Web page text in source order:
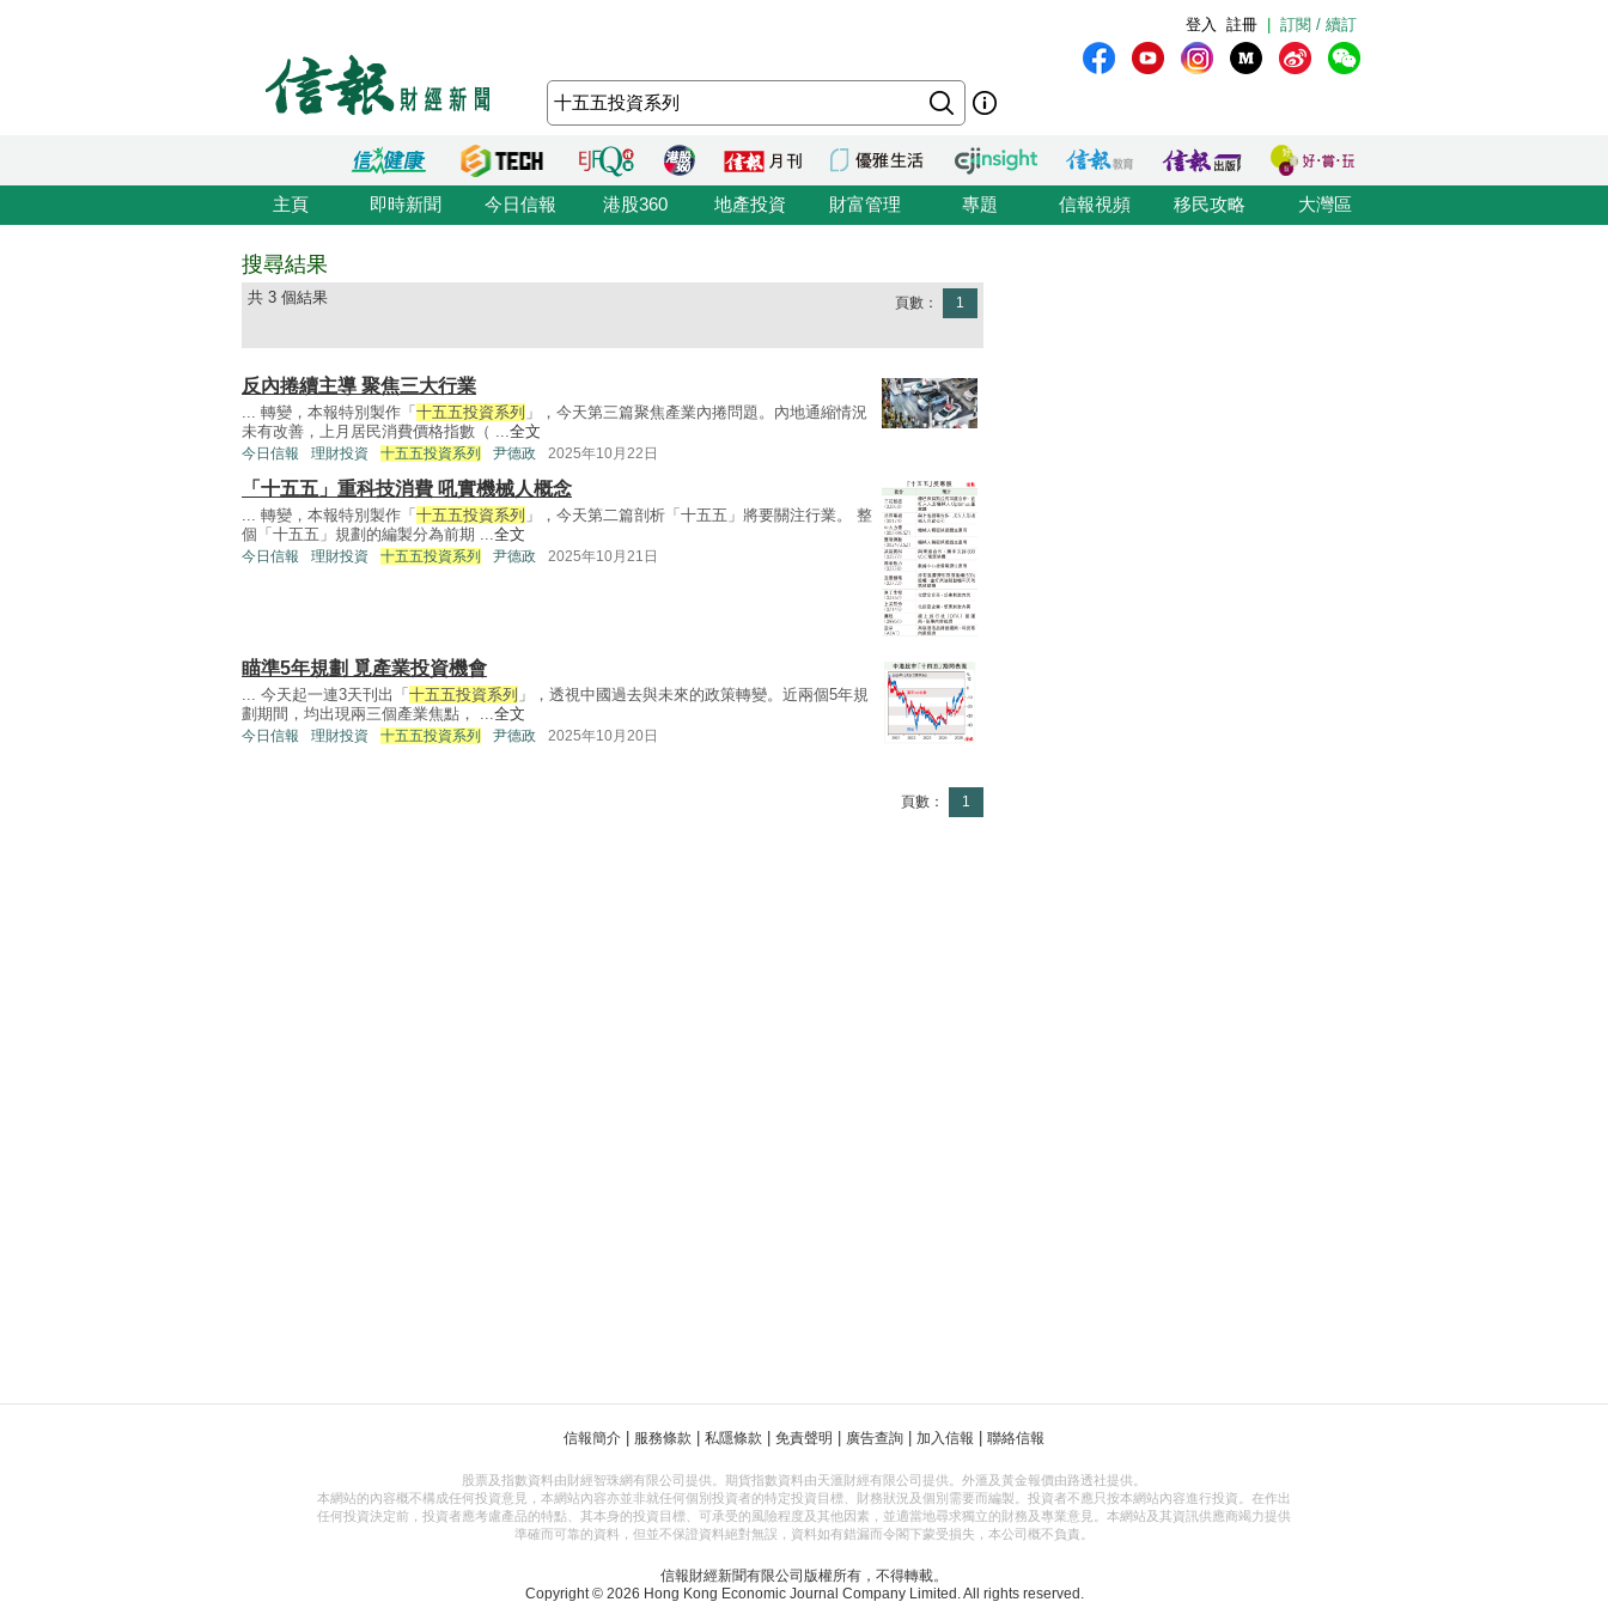
訂閱 / 續訂
註冊
登入
主頁 即時新聞 今日信報 港股360 地產投資 財富管理 專題 信報視頻 移民攻略 大灣區
搜尋結果
共 3 個結果 頁數： 1
反內捲續主導 聚焦三大行業
... 轉變，本報特別製作「 十五五投資系列 」，今天第三篇聚焦產業內捲問題。內地通縮情況
未有改善，上月居民消費價格指數（ ...全文
今日信報 理財投資 十五五投資系列 尹德政 2025年10月22日
「十五五」重科技消費 吼實機械人概念
... 轉變，本報特別製作「 十五五投資系列 」，今天第二篇剖析「十五五」將要關注行業。 整
個「十五五」規劃的編製分為前期 ...全文
今日信報 理財投資 十五五投資系列 尹德政 2025年10月21日
瞄準5年規劃 覓產業投資機會
... 今天起一連3天刊出「十五五投資系列 」，透視中國過去與未來的政策轉變。近兩個5年規
劃期間，均出現兩三個產業焦點， ... 全文
今日信報 理財投資 十五五投資系列 尹德政 2025年10月20日
頁數： 1
信報簡介 服務條款 私隱條款 免責聲明 廣告查詢 加入信報 聯絡信報
股票及指數資料由財經智珠網有限公司提供。期貨指數資料由天滙財經有限公司提供。外滙及黃金報價由路透社提供。
本網站的內容概不構成任何投資意見，本網站內容亦並非就任何個別投資者的特定投資目標、財務狀況及個別需要而編製。投資者不應只按本網站內容進行投資。在作出
任何投資決定前，投資者應考慮產品的特點、其本身的投資目標、可承受的風險程度及其他因素，並適當地尋求獨立的財務及專業意見。本網站及其資訊供應商竭力提供
準確而可靠的資料，但並不保證資料絕對無誤，資料如有錯漏而令閣下蒙受損失，本公司概不負責。
信報財經新聞有限公司版權所有，不得轉載。
Copyright © 2026 Hong Kong Economic Journal Company Limited. All rights reserved.